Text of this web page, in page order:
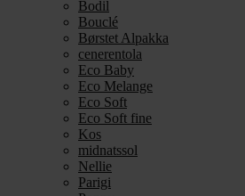
Bodil
Bouclé
Børstet Alpakka
cenerentola
Eco Baby
Eco Melange
Eco Soft
Eco Soft fine
Kos
midnatssol
Nellie
Parigi